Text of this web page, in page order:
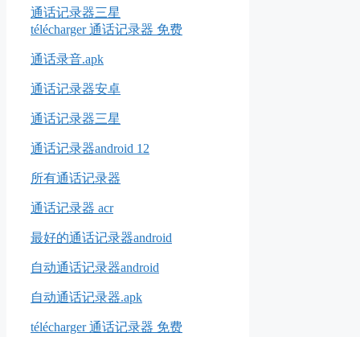
通话记录器三星
télécharger 通话记录器 免费
通话录音.apk
通话记录器安卓
通话记录器三星
通话记录器android 12
所有通话记录器
通话记录器 acr
最好的通话记录器android
自动通话记录器android
自动通话记录器.apk
télécharger 通话记录器 免费